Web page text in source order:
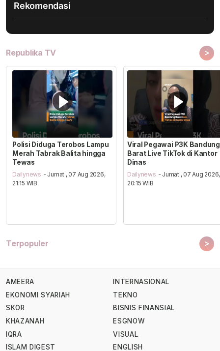
Rekomendasi
Republika TV >
Polisi Diduga Terobos Lampu
Merah Tabrak Balita hingga
Tewas
Dailynews - Jumat , 07 Aug 2026,
21:15 WIB
Viral Pegawai P3K Bandung
Barat Live TikTok di Kantor
Dinas
Dailynews - Jumat , 07 Aug 2026,
20:15 WIB
Terpopuler >
AMEERA
EKONOMI SYARIAH
SKOR
KHAZANAH
IQRA
ISLAM DIGEST
INTERNASIONAL
TEKNO
BISNIS FINANSIAL
ESGNOW
VISUAL
ENGLISH